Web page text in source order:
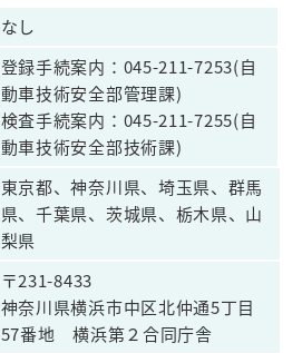
なし
登録手続案内：045-211-7253(自
動車技術安全部管理課)
検査手続案内：045-211-7255(自
動車技術安全部技術課)
東京都、神奈川県、埼玉県、群馬
県、千葉県、茨城県、栃木県、山
梨県
〒231-8433
神奈川県横浜市中区北仲通5丁目
57番地 横浜第２合同庁舎